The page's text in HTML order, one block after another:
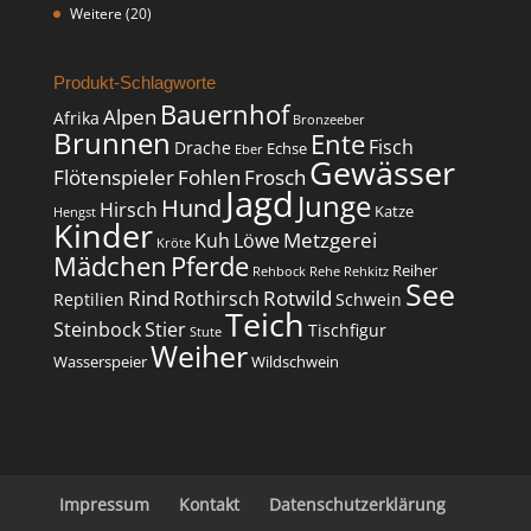
Weitere (20)
Produkt-Schlagworte
Afrika Alpen Bauernhof Bronzeeber
Brunnen Drache Eber Echse EnteFisch
FlötenspielerFohlen Frosch Gewässer
Hengst Hirsch Hund Jagd Junge Katze
Kinder Kröte Kuh LöweMetzgerei
Mädchen Pferde Rehbock Rehe Rehkitz Reiher
Reptilien Rind Rothirsch Rotwild Schwein See
SteinbockStier Stute Teich Tischfigur
WasserspeierWeiherWildschwein
Impressum Kontakt Datenschutzerklärung